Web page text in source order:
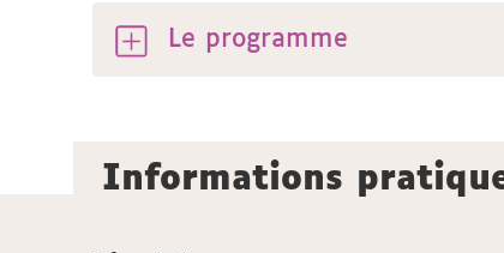
Le programme
Informations